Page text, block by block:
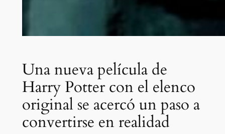
Una nueva película de
Harry Potter con el elenco
original se acercó un paso a
convertirse en realidad